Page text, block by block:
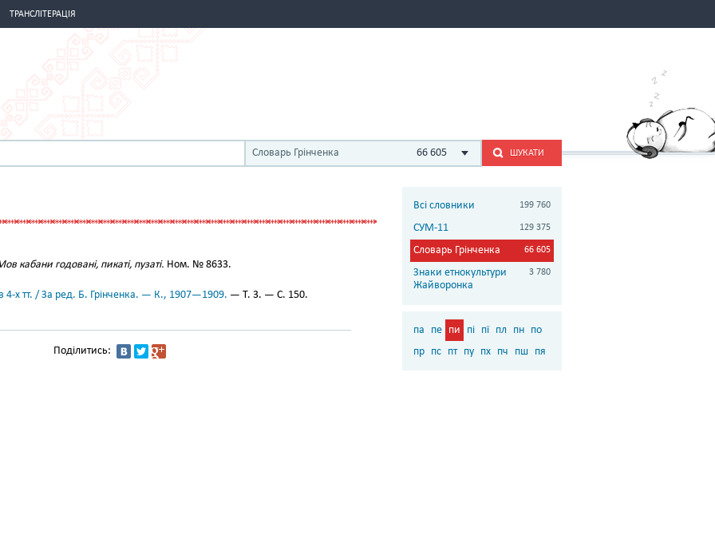
ТРАНСЛІТЕРАЦІЯ
Словарь Грінченка 66 605 ШУКАТИ
кабани годовані, пикаті, пузаті. Ном. № 8633.
4-х тт. / За ред. Б. Грінченка. — К., 1907—1909. — Т. 3. — С. 150.
Поділитись:
Всі словники 199 760
СУМ-11 129 375
Словарь Грінченка 66 605
Знаки етнокультури
Жайворонка
3 780
па пе пи пі пї пл пн по
пр пс пт пу пх пч пш пя